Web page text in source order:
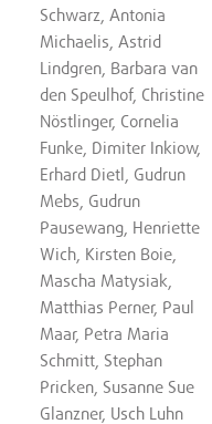
Schwarz, Antonia
Michaelis, Astrid
Lindgren, Barbara van
den Speulhof, Christine
Nöstlinger, Cornelia
Funke, Dimiter Inkiow,
Erhard Dietl, Gudrun
Mebs, Gudrun
Pausewang, Henriette
Wich, Kirsten Boie,
Mascha Matysiak,
Matthias Perner, Paul
Maar, Petra Maria
Schmitt, Stephan
Pricken, Susanne Sue
Glanzner, Usch Luhn